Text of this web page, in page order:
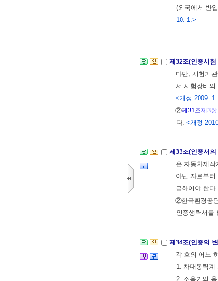
(외국에서 반
10. 1.>
제32조(인증시
다만, 시험기
서 시험장비의
<개정 2009.
②제31조제3항
다. <개정
제33조(인증서
은 자동차제
아닌 자로부
급하여야 한
②한국환경공
인증생략서를
제34조(인증의
각 호의 어느
1. 차대동력계
2. 소음기의